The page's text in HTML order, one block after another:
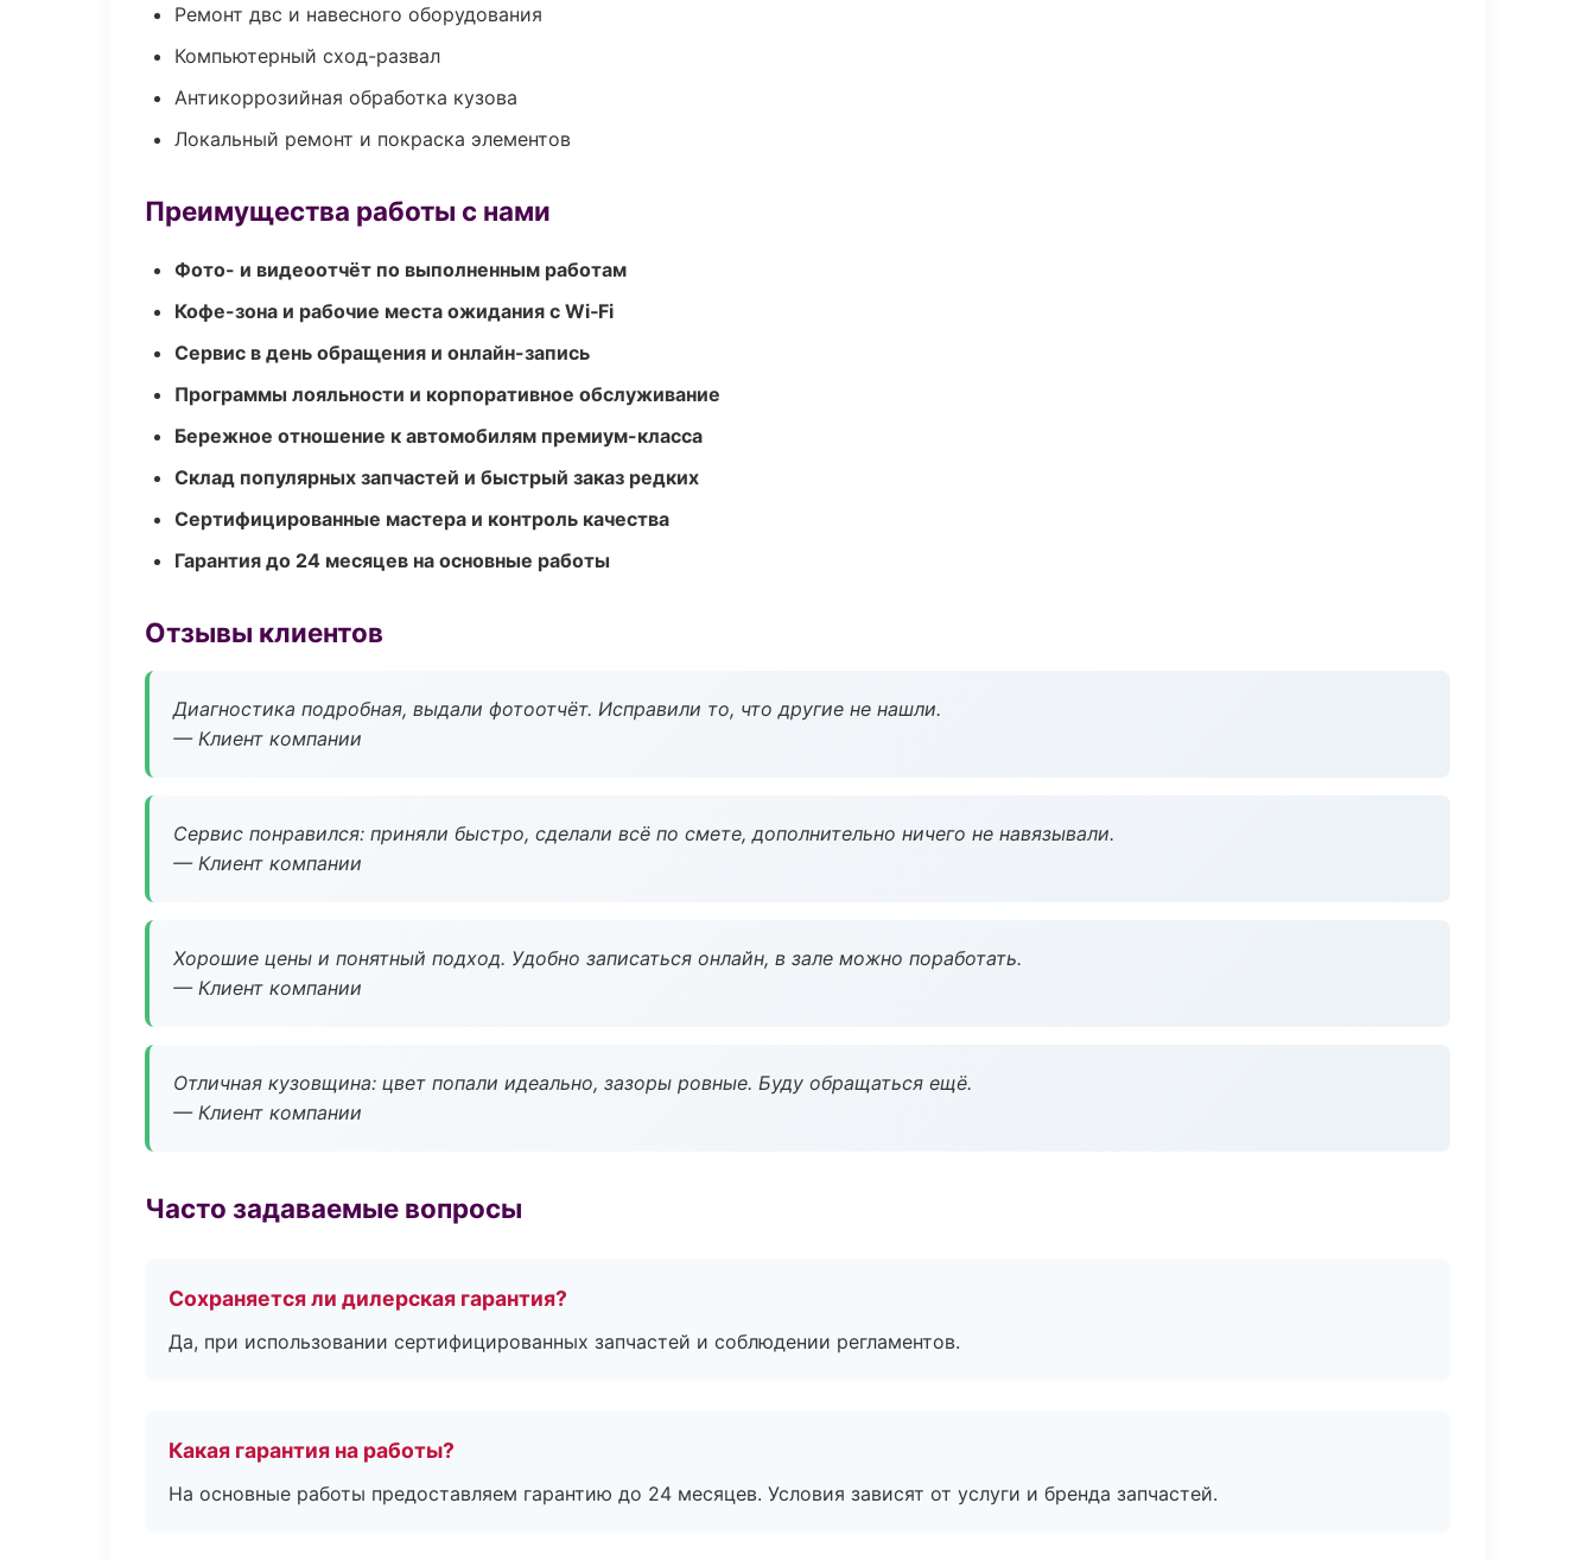
Ремонт двс и навесного оборудования
Компьютерный сход-развал
Антикоррозийная обработка кузова
Локальный ремонт и покраска элементов
Преимущества работы с нами
Фото- и видеоотчёт по выполненным работам
Кофе-зона и рабочие места ожидания с Wi‑Fi
Сервис в день обращения и онлайн-запись
Программы лояльности и корпоративное обслуживание
Бережное отношение к автомобилям премиум-класса
Склад популярных запчастей и быстрый заказ редких
Сертифицированные мастера и контроль качества
Гарантия до 24 месяцев на основные работы
Отзывы клиентов
Диагностика подробная, выдали фотоотчёт. Исправили то, что другие не нашли.
— Клиент компании
Сервис понравился: приняли быстро, сделали всё по смете, дополнительно ничего не навязывали.
— Клиент компании
Хорошие цены и понятный подход. Удобно записаться онлайн, в зале можно поработать.
— Клиент компании
Отличная кузовщина: цвет попали идеально, зазоры ровные. Буду обращаться ещё.
— Клиент компании
Часто задаваемые вопросы
Сохраняется ли дилерская гарантия?
Да, при использовании сертифицированных запчастей и соблюдении регламентов.
Какая гарантия на работы?
На основные работы предоставляем гарантию до 24 месяцев. Условия зависят от услуги и бренда запчастей.